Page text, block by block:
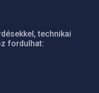
technikai
fordulhat: